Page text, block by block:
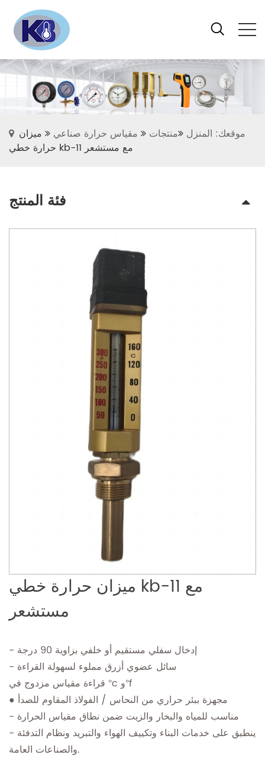
موقعك: المنزل منتجات مقياس حرارة صناعي
ميزان
حرارة خطي kb-11 مع مستشعر
فئة المنتج
ميزان حرارة خطي kb-11 مع
مستشعر
- إدخال سفلي مستقيم أو خلفي بزاوية 90 درجة
- سائل عضوي أزرق مملوء لسهولة القراءة
قراءة مقياس مزدوج في °c و°f
● مجهزة ببئر حراري من النحاس / الفولاذ المقاوم للصدأ
- مناسب للمياه والبخار والزيت ضمن نطاق مقياس الحرارة
- ينطبق على خدمات البناء وتكييف الهواء والتبريد ونظام التدفئة
والصناعات العامة.